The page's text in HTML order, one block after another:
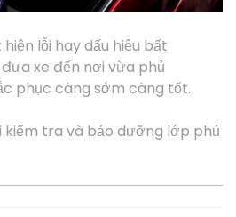
lỗi hay dấu hiệu bất
xe đến nơi vừa phủ
phục càng sớm càng tốt.
tra và bảo dưỡng lớp phủ